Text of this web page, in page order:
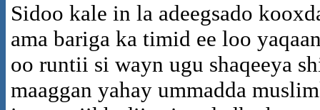
Sidoo kale in la adeegsado
ama bariga ka timid ee loo
oo runtii si wayn ugu shaqeeya
maaggan yahay ummadda